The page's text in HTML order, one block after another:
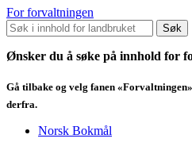
For forvaltningen
Søk
Ønsker du å søke på innhold for
Gå tilbake og velg fanen
derfra.
Norsk Bokmål